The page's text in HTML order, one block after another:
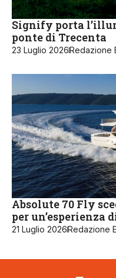
Signify porta
ponte di Trecenta
23 Luglio 2026Redazione
Absolute 70 Fly
per un’esperienza
21 Luglio 2026Redazione